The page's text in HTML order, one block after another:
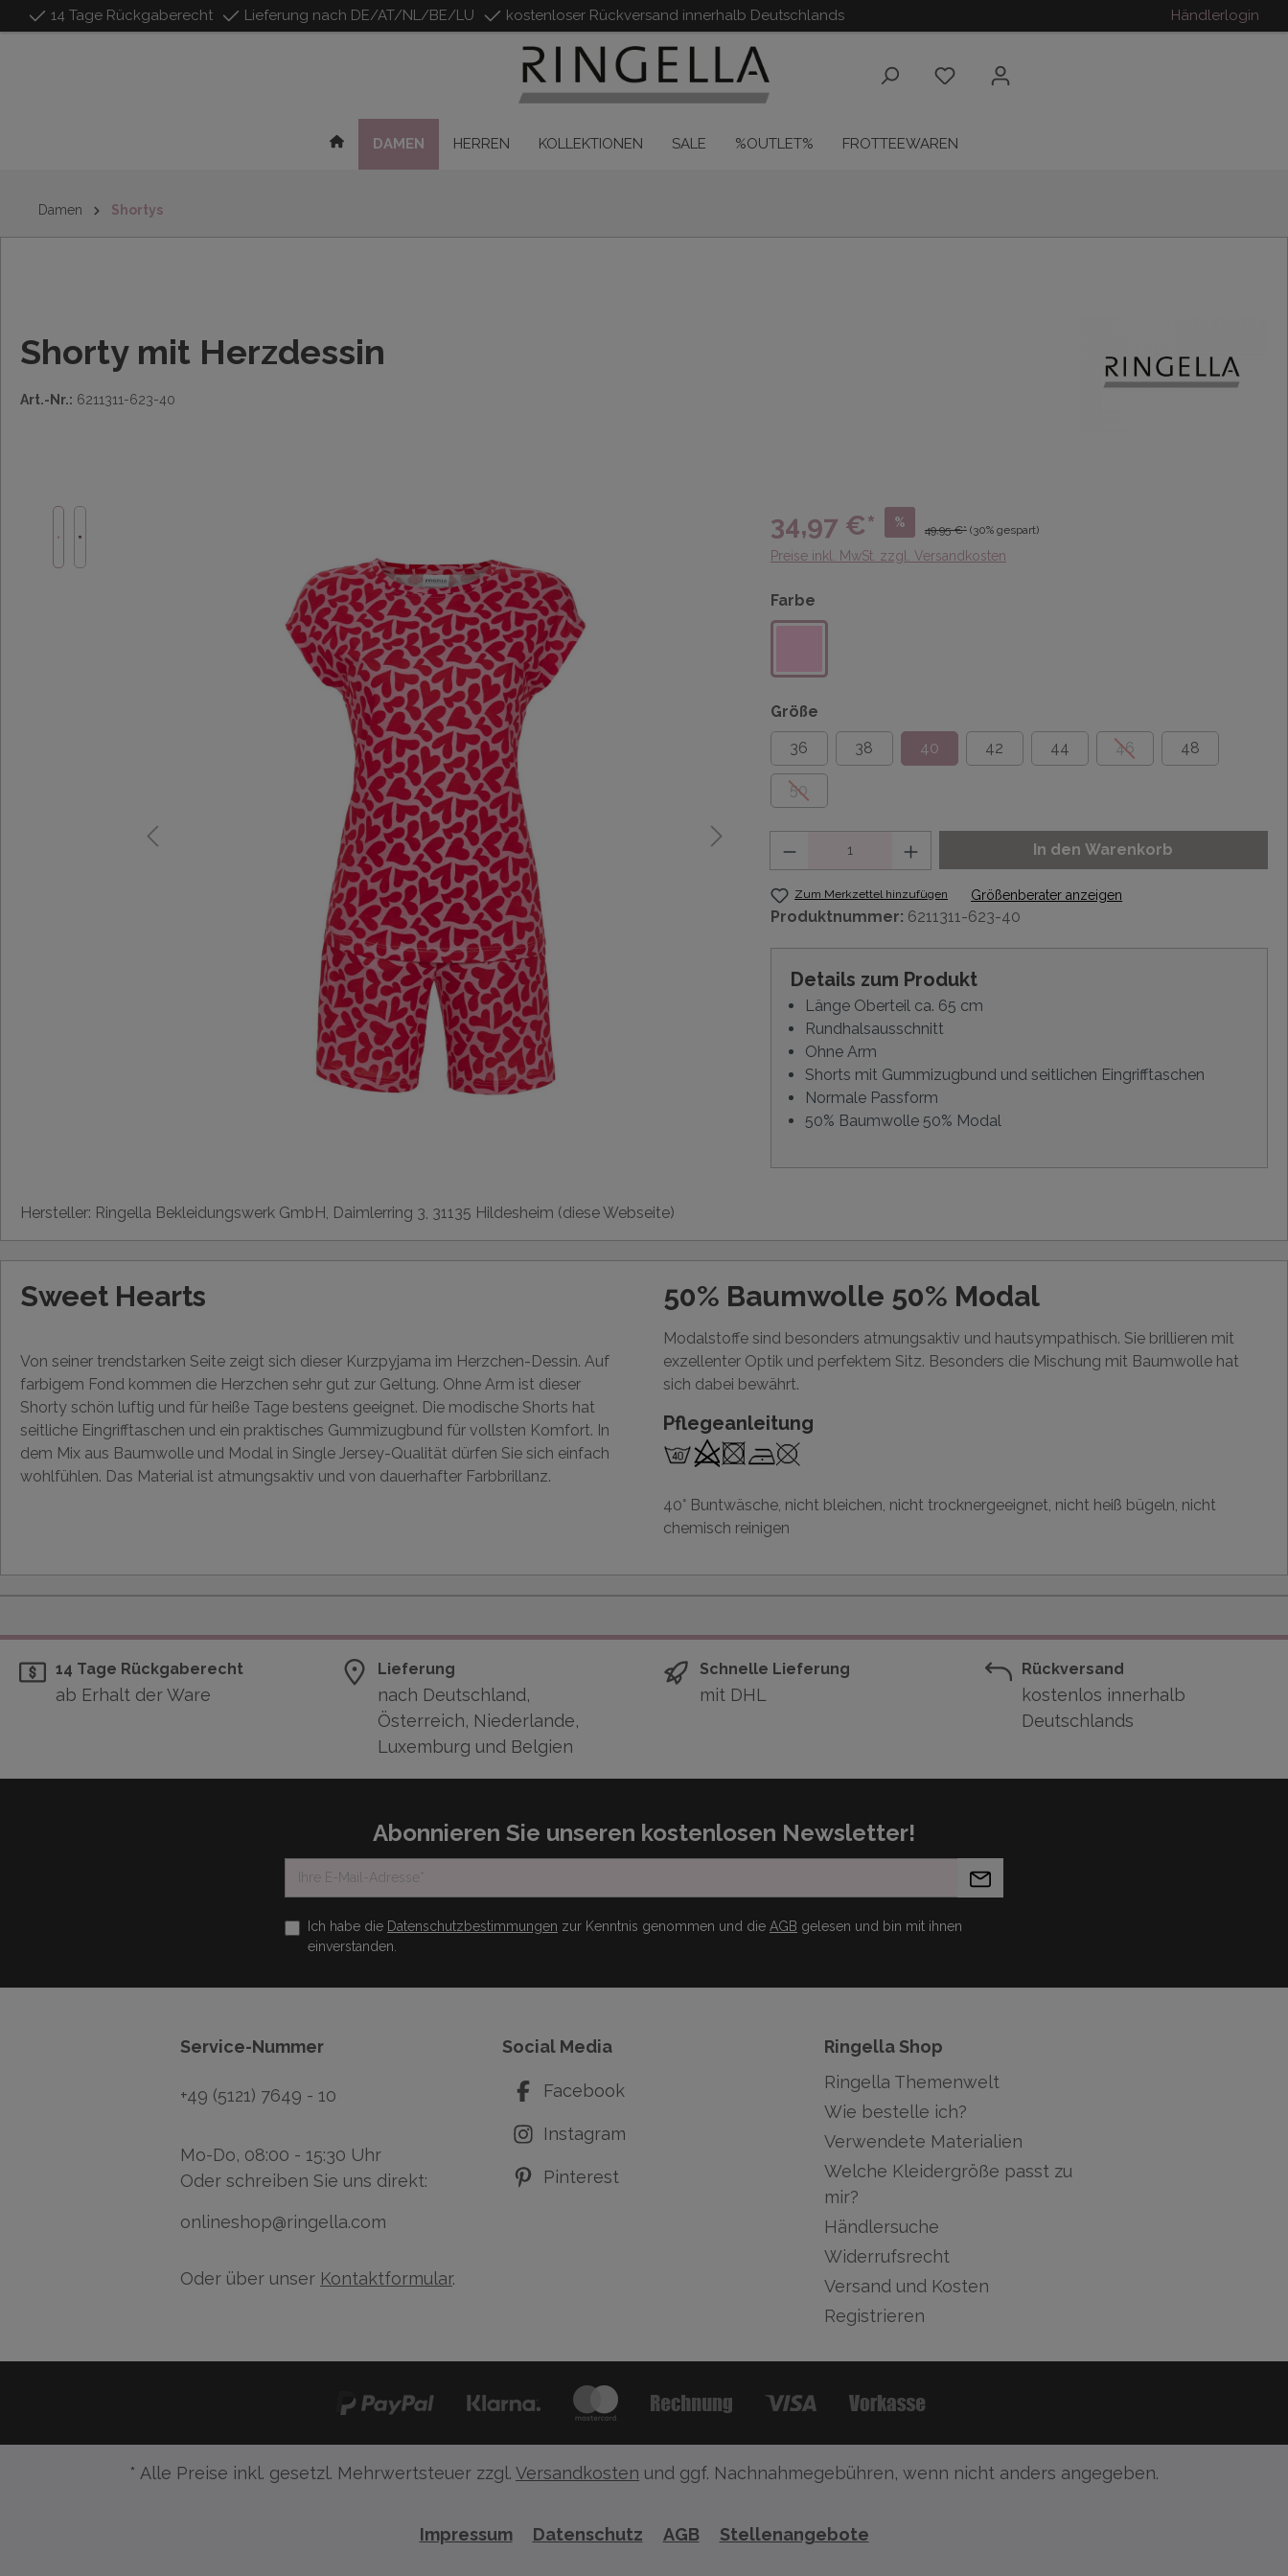
springen
14 Tage Rückgaberecht Lieferung nach DE/AT/NL/BE/LU kostenloser Rückversand innerhalb Deutschlands Händlerlogin
DAMEN HERREN KOLLEKTIONEN SALE %OUTLET% FROTTEEWAREN
Damen Shortys
Shorty mit Herzdessin
Art.-Nr.: 6211311-623-40
34,97 €* %
49,95 €* (30% gespart)
Preise inkl. MwSt. zzgl. Versandkosten
Farbe
Größe
36
38 40 42 44 46 48
50
In den Warenkorb
Zum Merkzettel hinzufügen Größenberater anzeigen
Produktnummer: 6211311-623-40
Details zum Produkt
Länge Oberteil ca. 65 cm
Rundhalsausschnitt
Ohne Arm
Shorts mit Gummizugbund und seitlichen Eingrifftaschen
Normale Passform
50% Baumwolle 50% Modal
Hersteller: Ringella Bekleidungswerk GmbH, Daimlerring 3, 31135 Hildesheim (diese Webseite)
Sweet Hearts
Von seiner trendstarken Seite zeigt sich dieser Kurzpyjama im Herzchen-Dessin. Auf
farbigem Fond kommen die Herzchen sehr gut zur Geltung. Ohne Arm ist dieser
Shorty schön luftig und für heiße Tage bestens geeignet. Die modische Shorts hat
seitliche Eingrifftaschen und ein praktisches Gummizugbund für vollsten Komfort. In
dem Mix aus Baumwolle und Modal in Single Jersey-Qualität dürfen Sie sich einfach
wohlfühlen. Das Material ist atmungsaktiv und von dauerhafter Farbbrillanz.
50% Baumwolle 50% Modal
Modalstoffe sind besonders atmungsaktiv und hautsympathisch. Sie brillieren mit
exzellenter Optik und perfektem Sitz. Besonders die Mischung mit Baumwolle hat
sich dabei bewährt.
Pflegeanleitung
40° Buntwäsche, nicht bleichen, nicht trocknergeeignet, nicht heiß bügeln, nicht
chemisch reinigen
14 Tage Rückgaberecht
ab Erhalt der Ware
Lieferung
nach Deutschland,
Österreich, Niederlande,
Luxemburg und Belgien
Schnelle Lieferung
mit DHL
Rückversand
kostenlos innerhalb
Deutschlands
Abonnieren Sie unseren kostenlosen Newsletter!
Ich habe die Datenschutzbestimmungen zur Kenntnis genommen und die AGB gelesen und bin mit ihnen
einverstanden.
Service-Nummer
+49 (5121) 7649 - 10
Mo-Do, 08:00 - 15:30 Uhr
Oder schreiben Sie uns direkt:
onlineshop@ringella.com
Oder über unser Kontaktformular.
Social Media
Facebook
Instagram
Pinterest
Ringella Shop
Ringella Themenwelt
Wie bestelle ich?
Verwendete Materialien
Welche Kleidergröße passt zu
mir?
Händlersuche
Widerrufsrecht
Versand und Kosten
Registrieren
* Alle Preise inkl. gesetzl. Mehrwertsteuer zzgl. Versandkosten und ggf. Nachnahmegebühren, wenn nicht anders angegeben.
Impressum Datenschutz AGB Stellenangebote